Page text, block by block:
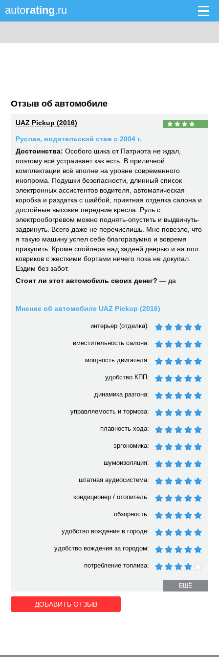
autorating.ru
Отзыв об автомобиле
UAZ Pickup (2016)
Руслан, водительский стаж с 2004 г.
Достоинства: Особого шика от Патриота не ждал,
поэтому всё устраивает как есть. В приличной
комплектации всё вполне на уровне современного
инопрома. Подушки безопасности, длинный список
электронных ассистентов водителя, автоматическая
коробка и раздатка с шайбой, приятная отделка салона и
достойные высокие передние кресла. Руль с
электрообогревом можно поднять-опустить и выдвинуть-
задвинуть. Всего даже не перечислишь. Мне повезло, что
я такую машину успел себе благоразумно и вовремя
прикупить. Кроме спойлера над задней дверью и на пол
ковриков с жесткими бортами ничего пока не докупал.
Ездим без забот.
Стоит ли этот автомобиль своих денег? — да
Мнение об автомобиле UAZ Pickup (2016)
интерьер (отделка):
вместительность салона:
мощность двигателя:
удобство КПП:
динамика разгона:
управляемость и тормоза:
плавность хода:
эргономика:
шумоизоляция:
штатная аудиосистема:
кондиционер / отопитель:
обзорность:
удобство вождения в городе:
удобство вождения за городом:
потребление топлива:
ЕЩЁ
ДОБАВИТЬ ОТЗЫВ